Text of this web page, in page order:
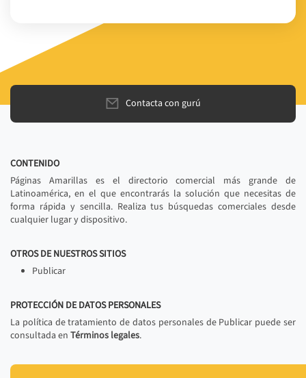
Contacta con gurú
CONTENIDO
Páginas Amarillas es el directorio comercial más grande de
Latinoamérica, en el que encontrarás la solución que necesitas de
forma rápida y sencilla. Realiza tus búsquedas comerciales desde
cualquier lugar y dispositivo.
OTROS DE NUESTROS SITIOS
Publicar
PROTECCIÓN DE DATOS PERSONALES
La política de tratamiento de datos personales de Publicar puede ser
consultada en Términos legales.